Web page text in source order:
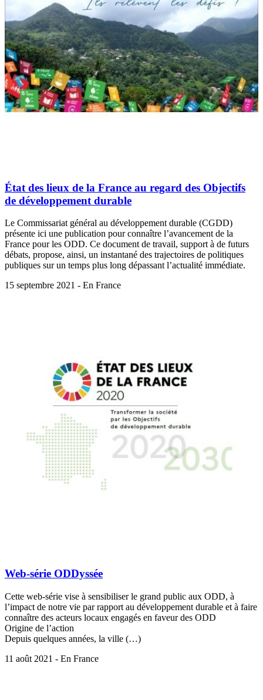
État des lieux de la France au regard des Objectifs
de développement durable
Le Commissariat général au développement durable (CGDD)
présente ici une publication pour connaître l’avancement de la
France pour les ODD. Ce document de travail, support à de futurs
débats, propose, ainsi, un instantané des trajectoires de politiques
publiques sur un temps plus long dépassant l’actualité immédiate.
15 septembre 2021 - En France
Web-série ODDyssée
Cette web-série vise à sensibiliser le grand public aux ODD, à
l’impact de notre vie par rapport au développement durable et à faire
connaître des acteurs locaux engagés en faveur des ODD
Origine de l’action
Depuis quelques années, la ville (…)
11 août 2021 - En France